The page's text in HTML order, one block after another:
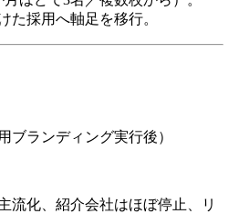
た採用へ軸足を移行。
ブランディング実行後）
流化、紹介会社はほぼ停止、リ